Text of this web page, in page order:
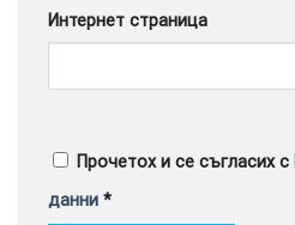
Интернет страница
Прочетох и се съгласих с
данни *